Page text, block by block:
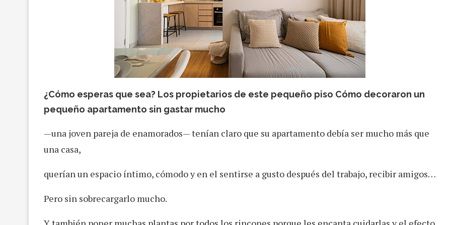
¿Cómo esperas que sea? Los propietarios de este pequeño piso Cómo decoraron un
pequeño apartamento sin gastar mucho
—una joven pareja de enamorados— tenían claro que su apartamento debía ser mucho más que
una casa,
querían un espacio íntimo, cómodo y en el sentirse a gusto después del trabajo, recibir amigos…
Pero sin sobrecargarlo mucho.